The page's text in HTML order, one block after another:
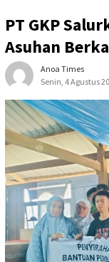
PT GKP
Asuhan
Anoa Times
Senin, 4 Agustus